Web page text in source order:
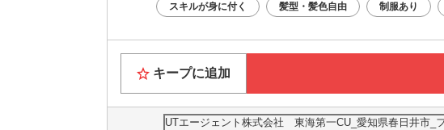
スキルが身に付く 髪型・髪色自由 制服あり
キープに追加
UTエージェント株式会社 東海第一CU_愛知県春日井市_